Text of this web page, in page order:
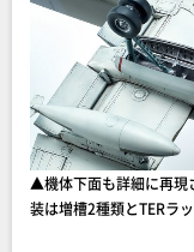
▲機体下面も詳細に再現
装は増槽2種類とTERラ